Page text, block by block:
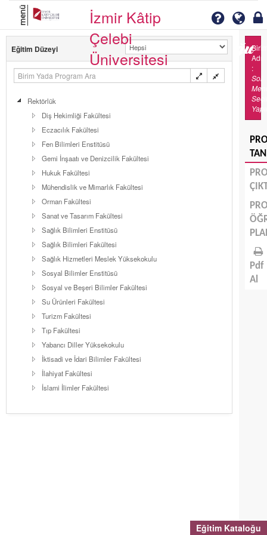
Eğitim Kataloğu
menü
İzmir Kâtip
Çelebi
Üniversitesi
Eğitim Düzeyi
Rektörlük
Diş Hekimliği Fakültesi
Eczacılık Fakültesi
Fen Bilimleri Enstitüsü
Gemi İnşaatı ve Denizcilik Fakültesi
Hukuk Fakültesi
Mühendislik ve Mimarlık Fakültesi
Orman Fakültesi
Sanat ve Tasarım Fakültesi
Sağlık Bilimleri Enstitüsü
Sağlık Bilimleri Fakültesi
Sağlık Hizmetleri Meslek Yüksekokulu
Sosyal Bilimler Enstitüsü
Sosyal ve Beşeri Bilimler Fakültesi
Su Ürünleri Fakültesi
Turizm Fakültesi
Tıp Fakültesi
Yabancı Diller Yüksekokulu
İktisadi ve İdari Bilimler Fakültesi
İlahiyat Fakültesi
İslami İlimler Fakültesi
Adı
:
Sol
Pdf
Al